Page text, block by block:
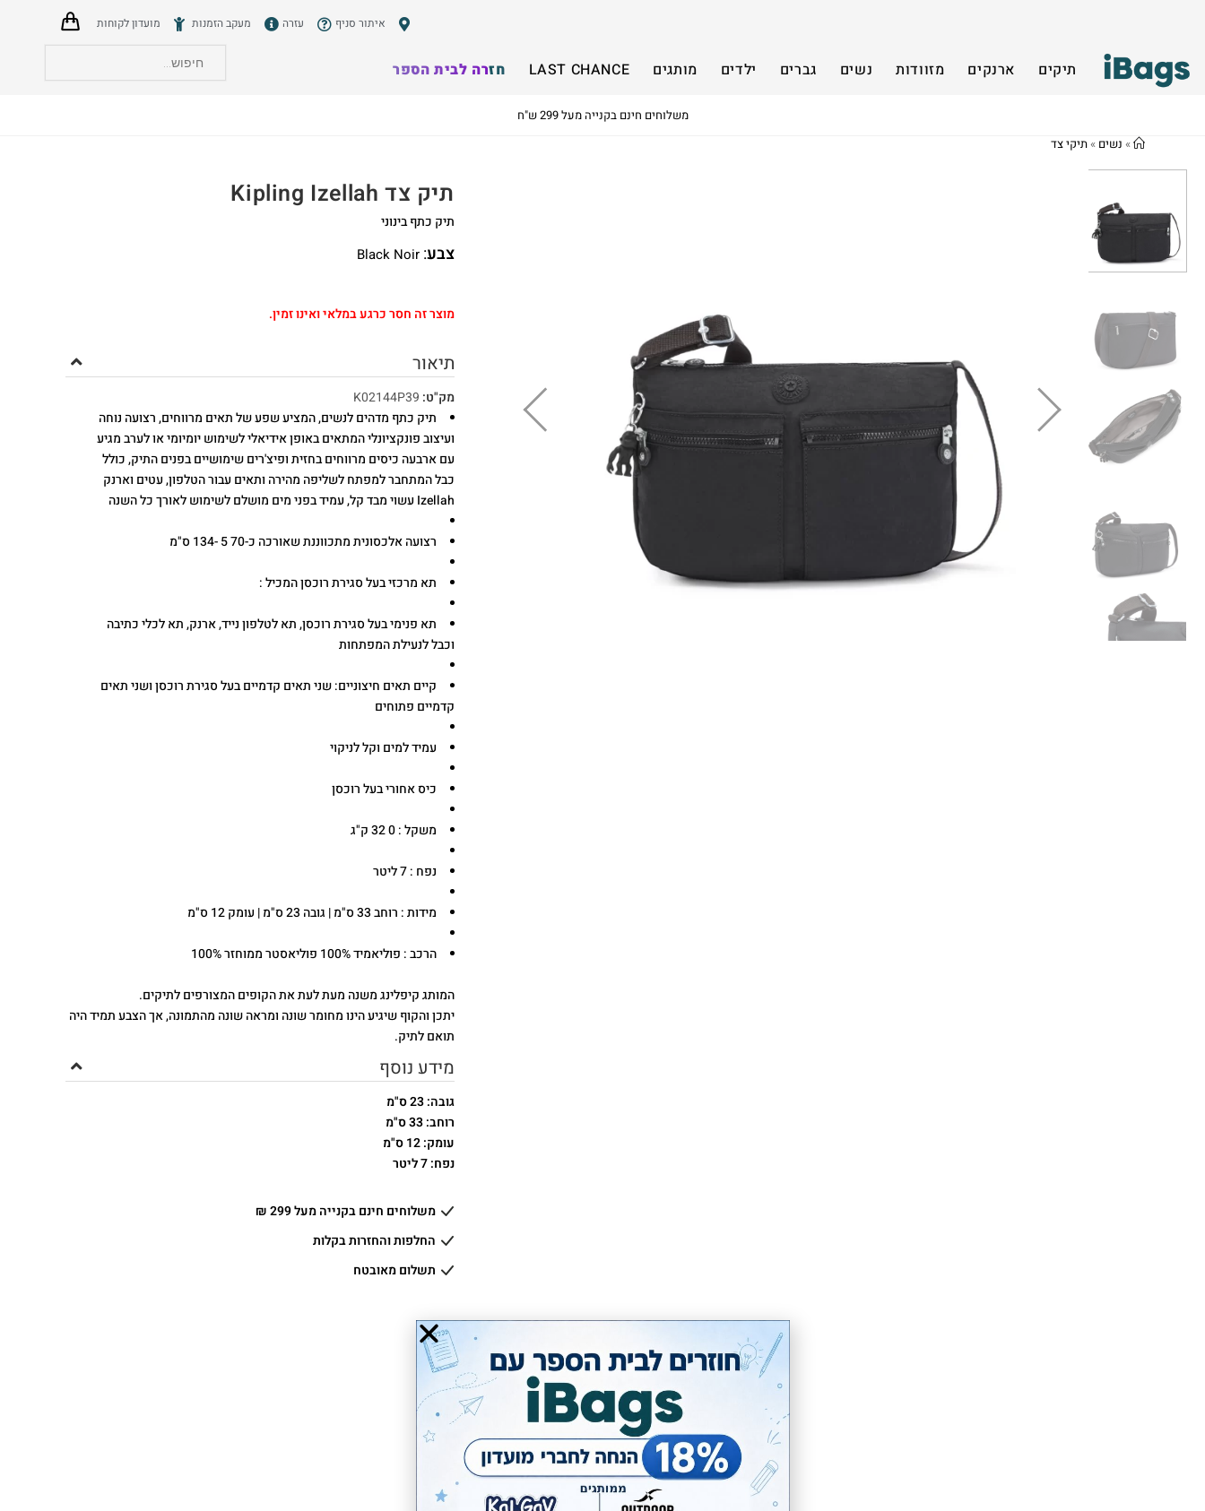
איתור סניף עזרה מעקב הזמנות מועדון לקוחות
תיקים ארנקים מזוודות נשים גברים ילדים מותגים LAST CHANCE חזרה לבית הספר
משלוחים חינם בקנייה מעל 299 ש"ח
» נשים »תיקי צד
תיק צד Kipling Izellah
תיק כתף בינוני
צבע:
Black Noir
מוצר זה חסר כרגע במלאי ואינו זמין.
תיאור
מק"ט: K02144P39
תיק כתף מדהים לנשים, המציע שפע של תאים מרווחים, רצועה נוחה
ועיצוב פונקציונלי המתאים באופן אידיאלי לשימוש יומיומי או לערב מגיע
עם ארבעה כיסים מרווחים בחזית ופיצ'רים שימושיים בפנים התיק, כולל
כבל המתחבר למפתח לשליפה מהירה ותאים עבור הטלפון, עטים וארנק
Izellah עשוי מבד קל, עמיד בפני מים מושלם לשימוש לאורך כל השנה
רצועה אלכסונית מתכווננת שאורכה כ-70 5 -134 ס"מ
תא מרכזי בעל סגירת רוכסן המכיל :
תא פנימי בעל סגירת רוכסן, תא לטלפון נייד, ארנק, תא לכלי כתיבה
וכבל לנעילת המפתחות
קיים תאים חיצוניים: שני תאים קדמיים בעל סגירת רוכסן ושני תאים
קדמיים פתוחים
עמיד למים וקל לניקוי
כיס אחורי בעל רוכסן
משקל : 0 32 ק"ג
נפח : 7 ליטר
מידות : רוחב 33 ס"מ | גובה 23 ס"מ | עומק 12 ס"מ
הרכב : פוליאמיד 100% פוליאסטר ממוחזר 100%
המותג קיפלינג משנה מעת לעת את הקופים המצורפים לתיקים.
יתכן והקוף שיגיע הינו מחומר שונה ומראה שונה מהתמונה, אך הצבע תמיד היה
תואם לתיק.
מידע נוסף
גובה: 23 ס"מ
רוחב: 33 ס"מ
עומק: 12 ס"מ
נפח: 7 ליטר
משלוחים חינם בקנייה מעל 299 ₪
החלפות והחזרות בקלות
תשלום מאובטח
יתרונות